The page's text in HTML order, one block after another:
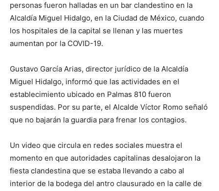
personas fueron halladas en un bar clandestino en la
Alcaldía Miguel Hidalgo, en la Ciudad de México, cuando
los hospitales de la capital se llenan y las muertes
aumentan por la COVID-19.
Gustavo García Arias, director jurídico de la Alcaldía
Miguel Hidalgo, informó que las actividades en el
establecimiento ubicado en Palmas 810 fueron
suspendidas. Por su parte, el Alcalde Víctor Romo señaló
que no bajarán la guardia para frenar los contagios.
Un video que circula en redes sociales muestra el
momento en que autoridades capitalinas desalojaron la
fiesta clandestina que se estaba llevando a cabo al
interior de la bodega del antro clausurado en la calle de